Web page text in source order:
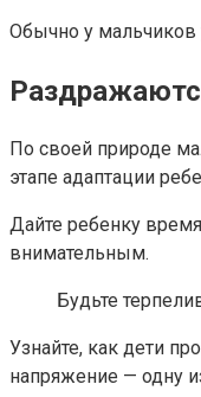
Обычно у мальчиков
По своей природе
этапе адаптации
Дайте ребенку
внимательным.
Будьте
Узнайте, как дети
напряжение — одну